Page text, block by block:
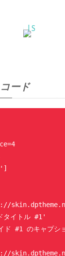
ード
イトル #1'
#1 のキャプシ